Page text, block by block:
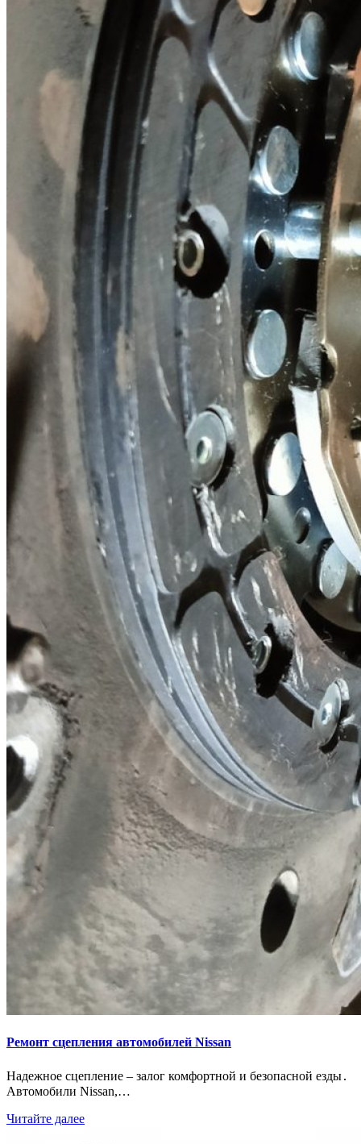
Ремонт сцепления автомобилей Nissan
Надежное сцепление – залог комфортной и безопасной езды․
Автомобили Nissan,…
Читайте далее